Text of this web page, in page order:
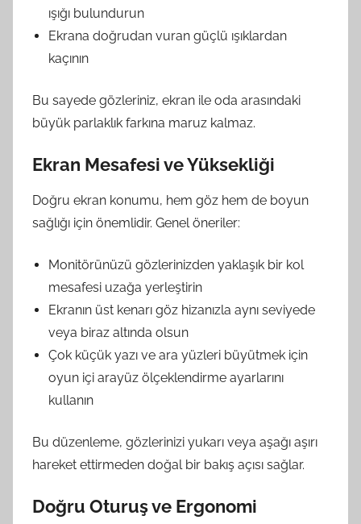
ışığı bulundurun
Ekrana doğrudan vuran güçlü ışıklardan
kaçının
Bu sayede gözleriniz, ekran ile oda arasındaki
büyük parlaklık farkına maruz kalmaz.
Ekran Mesafesi ve Yüksekliği
Doğru ekran konumu, hem göz hem de boyun
sağlığı için önemlidir. Genel öneriler:
Monitörünüzü gözlerinizden yaklaşık bir kol
mesafesi uzağa yerleştirin
Ekranın üst kenarı göz hizanızla aynı seviyede
veya biraz altında olsun
Çok küçük yazı ve ara yüzleri büyütmek için
oyun içi arayüz ölçeklendirme ayarlarını
kullanın
Bu düzenleme, gözlerinizi yukarı veya aşağı aşırı
hareket ettirmeden doğal bir bakış açısı sağlar.
Doğru Oturuş ve Ergonomi